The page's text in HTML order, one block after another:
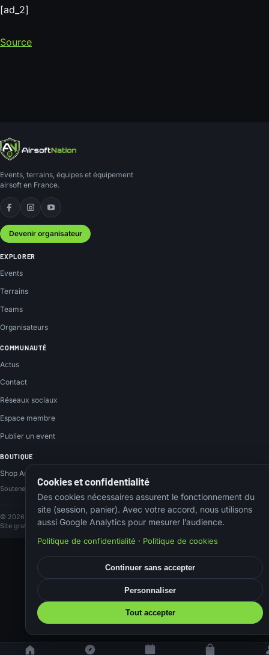
[ad_2]
Source
Events, terrains, équipes et équipement
airsoft en France.
Facebook
Instagram
YouTube
Devenir organisateur
EXPLORER
Events
Terrains
Teams
Organisateurs
COMMUNAUTÉ
Actus
Contact
Réseaux sociaux
Espace membre
Publier un event
BOUTIQUE
Shop Amazon
Soutenez le site via nos liens Amazon, sans surcoût.
© 2026 Airsoftnation
Site gratuit · Affiliation Amazon · Cookies
Cookies et confidentialité
Des cookies nécessaires assurent le fonctionnement du
site (session, panier). Avec votre accord, nous utilisons
aussi Google Analytics pour mesurer l’audience.
Politique de confidentialité · Politique de cookies
Continuer sans accepter
Personnaliser
Tout accepter